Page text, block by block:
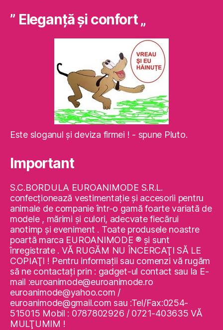
” Eleganţă şi confort „
Este sloganul şi deviza firmei ! - spune Pluto.
Important
S.C.BORDULA EUROANIMODE S.R.L.
confecţionează vestimentaţie şi accesorii pentru
animale de companie într-o gamă foarte variată de
modele , mărimi şi culori, adecvate fiecărui
anotimp şi eveniment . Toate produsele noastre
poartă marca EUROANIMODE ® şi sunt
înregistrate . VĂ RUGĂM NU ÎNCERCAŢI SĂ LE
COPIAŢI ! Pentru informaţii sau comenzi vă rugăm
să ne contactaţi prin : gadget-ul contact sau la E-
mail :euroanimode@euroanimode.ro
euroanimode@yahoo.com /
euroanimode@gmail.com sau :Tel/Fax:0254-
515015 Mobil : 0787802926 / 0721-403635 VĂ
MULŢUMIM !